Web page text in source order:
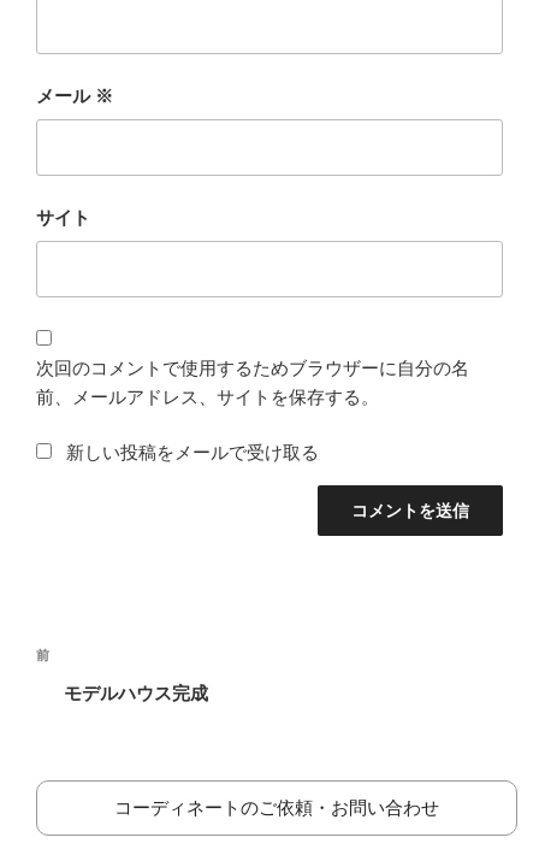
メール ※
サイト
次回のコメントで使用するためブラウザーに自分の名
前、メールアドレス、サイトを保存する。
新しい投稿をメールで受け取る
投
ゲ
シ
前
前
モデルハウス完成
コーディネートのご依頼・お問い合わせ